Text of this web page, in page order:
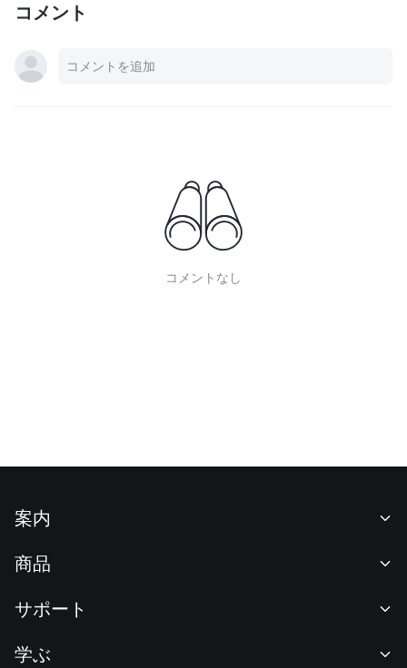
コメント
コメントなし
案内
ニュースルーム
F1 Oracle Red Bull Racing 公式スポンサー
商品
現物取引
サポート
学ぶ